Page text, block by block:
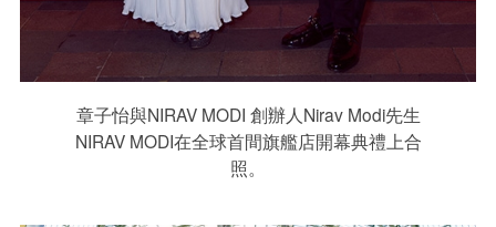
章子怡與NIRAV MODI 創辦人Nirav Modi先生
NIRAV MODI在全球首間旗艦店開幕典禮上合
照。